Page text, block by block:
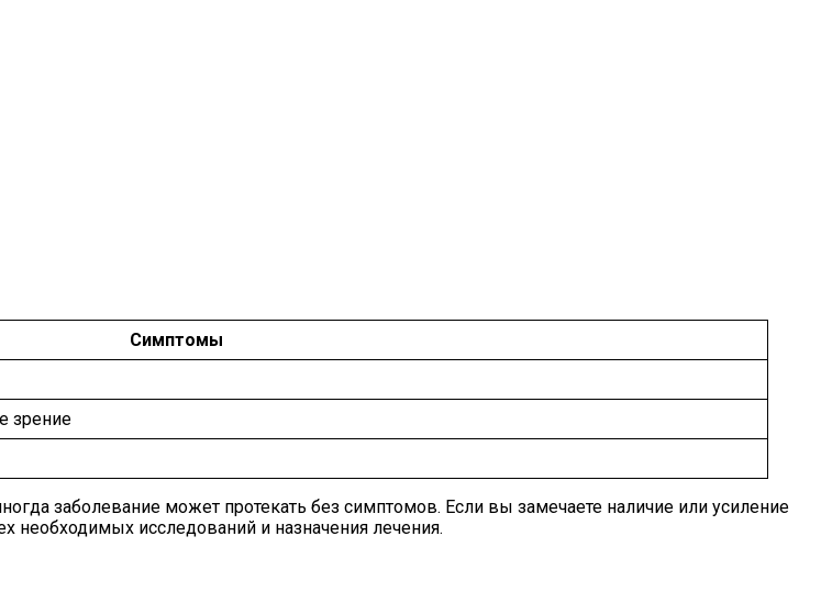
Симптомы
зрение
заболевание может протекать без симптомов. Если вы замечаете наличие или усиление
необходимых исследований и назначения лечения.